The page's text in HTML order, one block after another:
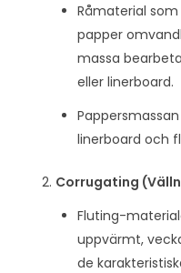
Råmaterial
papper
massa
eller linerboard.
linerboard och
Corrugating
Fluting-
uppvärmt,
de